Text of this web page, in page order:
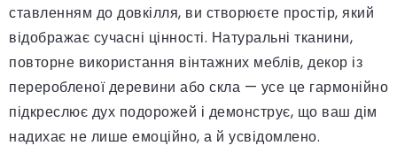
ставленням до довкілля, ви створюєте простір, який
відображає сучасні цінності. Натуральні тканини,
повторне використання вінтажних меблів, декор із
переробленої деревини або скла — усе це гармонійно
підкреслює дух подорожей і демонструє, що ваш дім
надихає не лише емоційно, а й усвідомлено.